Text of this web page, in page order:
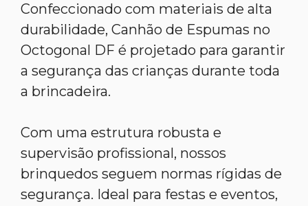
Confeccionado com materiais de alta
durabilidade, Canhão de Espumas no
Octogonal DF é projetado para garantir
a segurança das crianças durante toda
a brincadeira.
Com uma estrutura robusta e
supervisão profissional, nossos
brinquedos seguem normas rígidas de
segurança. Ideal para festas e eventos,